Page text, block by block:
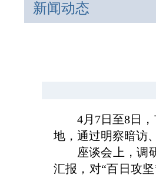
新闻动态
4月7日至8日
地，通过明察暗访
座谈会上，调
汇报，对“百日攻